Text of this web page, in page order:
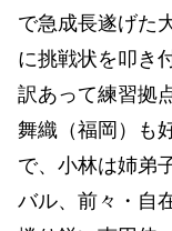
で急成長遂げた
に挑戦状を叩き
訳あって練習拠
舞織（福岡）も
で、小林は姉弟
バル、前々・自